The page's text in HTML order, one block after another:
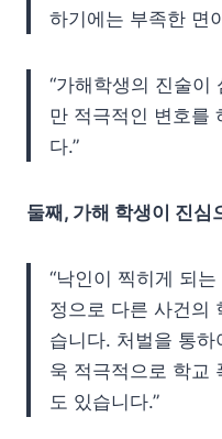
하기에는 부족한 면
“가해학생의 진술이
만 적극적인 변호를
다.”
둘째, 가해 학생이 진심
“낙인이 찍히게 되
정으로 다른 사건의
습니다. 처벌을 통
욱 적극적으로 학교
도 있습니다.”